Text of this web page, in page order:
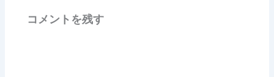
コメントを残す